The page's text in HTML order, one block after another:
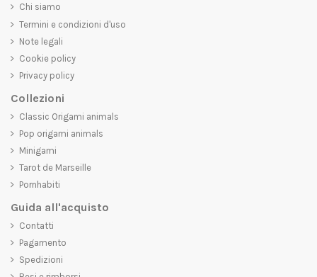
Chi siamo
Termini e condizioni d'uso
Note legali
Cookie policy
Privacy policy
Collezioni
Classic Origami animals
Pop origami animals
Minigami
Tarot de Marseille
Pornhabiti
Guida all'acquisto
Contatti
Pagamento
Spedizioni